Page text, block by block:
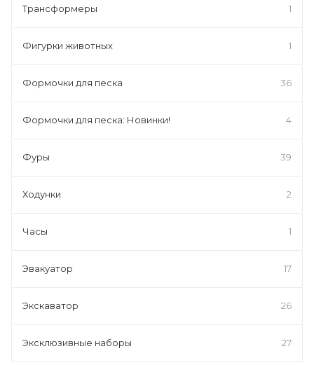
Трансформеры 1
Фигурки животных 1
Формочки для песка 36
Формочки для песка: Новинки! 4
Фуры 39
Ходунки 2
Часы 1
Эвакуатор 17
Экскаватор 26
Эксклюзивные наборы 27